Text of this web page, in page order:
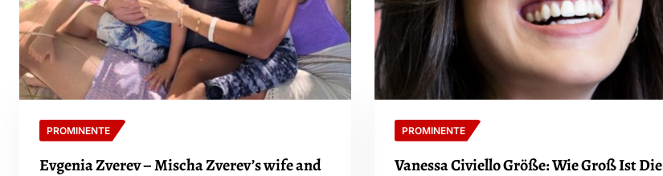
PROMINENTE
Evgenia Zverev – Mischa Zverev’s wife and
PROMINENTE
Vanessa Civiello Größe: Wie Groß Ist Die